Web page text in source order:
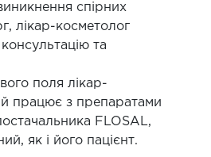
спірних
лікар-косметолог
та
поля лікар-
працює з препаратами
FLOSAL,
як і його пацієнт.